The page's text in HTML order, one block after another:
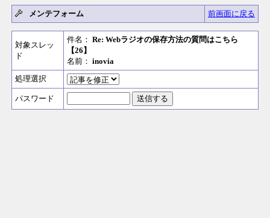
メンテフォーム 前画面に戻る
対象スレッ
ド
件名： Re: Webラジオの保存方法の質問はこちら
【26】
名前： inovia
処理選択
パスワード